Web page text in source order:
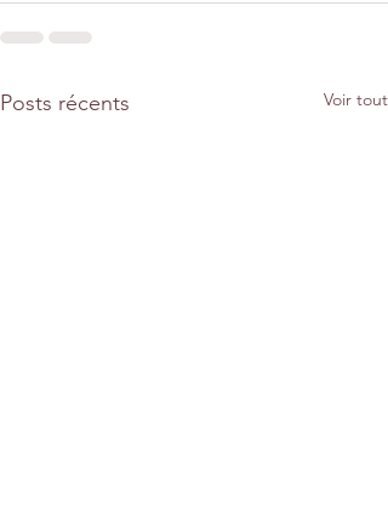
Posts récents Voir tout